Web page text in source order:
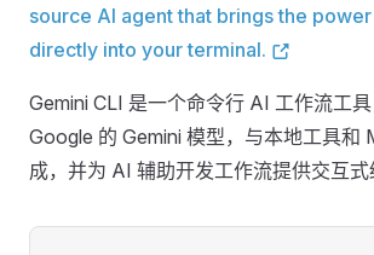
source AI agent that brings the
directly into your terminal.
Gemini CLI 是一个命令行 AI 工作流工
Google 的 Gemini 模型，与本地工具和
成，并为 AI 辅助开发工作流提供交互式